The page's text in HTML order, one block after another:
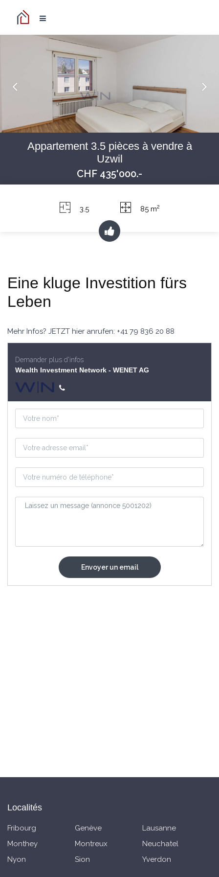
Appartement 3.5 pièces à vendre à
Uzwil
CHF 435'000.-
3.5 85 m2
Eine kluge Investition fürs
Leben
Mehr Infos? JETZT hier anrufen: +41 79 836 20 88
Demander plus d'infos
Wealth Investment Network - WENET AG
Localités
Fribourg Genève
Lausanne
Monthey
Montreux
Neuchatel
Nyon
Sion Yverdon